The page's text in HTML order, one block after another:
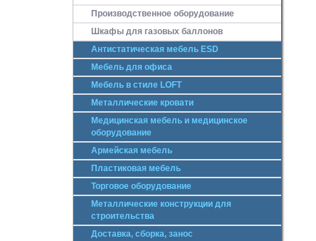
Производственное оборудование
Шкафы для газовых баллонов
Антистатическая мебель ESD
Мебель для офиса
Мебель в стиле LOFT
Металлические кровати
Медицинская мебель и медицинское
оборудование
Армейская мебель
Пластиковая мебель
Торговое оборудование
Металлические конструкции для
строительства
Доставка, сборка, занос